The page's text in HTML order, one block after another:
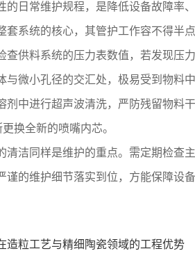
的日常维护规程，是降低设备故障率
套系统的核心，其管护工作容不得半
查供料系统的压力表数值，若发现压
与微小孔径的交汇处，极易受到物料
剂中进行超声波清洗，严防残留物料
换全新的喷嘴内芯。
清洁同样是维护的重点。需定期检查
谨的维护细节落实到位，方能保障设
造粒工艺与精细陶瓷领域的工程优势